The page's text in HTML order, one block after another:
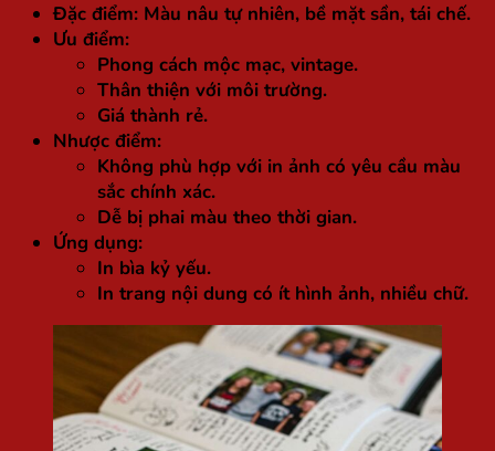
Đặc điểm: Màu nâu tự nhiên, bề mặt sần, tái chế.
Ưu điểm:
Phong cách mộc mạc, vintage.
Thân thiện với môi trường.
Giá thành rẻ.
Nhược điểm:
Không phù hợp với in ảnh có yêu cầu màu
sắc chính xác.
Dễ bị phai màu theo thời gian.
Ứng dụng:
In bìa kỷ yếu.
In trang nội dung có ít hình ảnh, nhiều chữ.